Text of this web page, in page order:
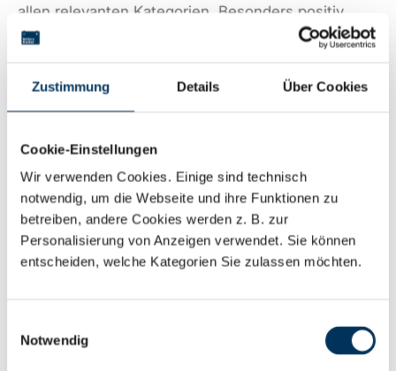
Zustimmung Details Über Cookies
Cookie-Einstellungen
Wir verwenden Cookies. Einige sind technisch
notwendig, um die Webseite und ihre Funktionen zu
betreiben, andere Cookies werden z. B. zur
Personalisierung von Anzeigen verwendet. Sie können
entscheiden, welche Kategorien Sie zulassen möchten.
Notwendig
allen relevanten Kategorien. Besonders positiv
hervorgehoben wurde der strukturierte und
transparent durch das Sortiment führt und digitale
erleichtert.“, so der Bericht der DISQTrust.
„Wir freuen uns sehr über diese Auszeichnung. Sie
bestätigt, dass unser Anspruch –
kundenorientierter Service, technische Qualität
wahrgenommen wird“, sagt unser Geschäftsführer